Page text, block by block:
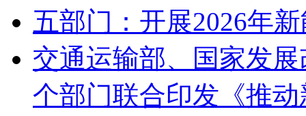
五部门：开展2026年
交通运输部、国家发
个部门联合印发《推